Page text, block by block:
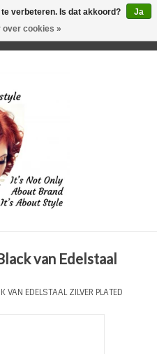
van Edelstaal
VAN EDELSTAAL ZILVER PLATED
verbeteren. Is dat akkoord?
Ja
over cookies »